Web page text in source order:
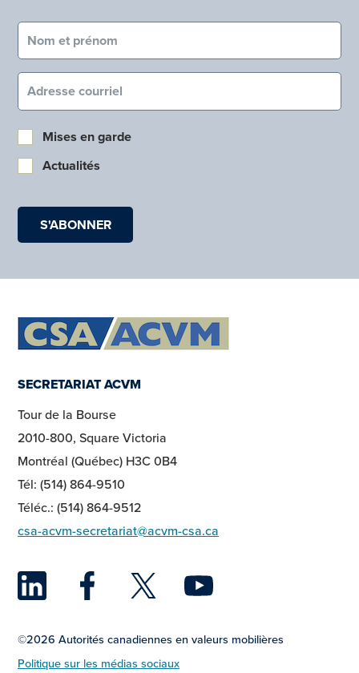
Nom et prénom (obligatoire)
Courriel (obligatoire)
Mises en garde
Actualités
SECRETARIAT ACVM
Tour de la Bourse
2010-800, Square Victoria
Montréal (Québec) H3C 0B4
Tél: (514) 864-9510
Téléc.: (514) 864-9512
csa-acvm-secretariat@acvm-csa.ca
LinkedIn
Facebook
Twitter
©2026 Autorités canadiennes en valeurs mobilières
Politique sur les médias sociaux